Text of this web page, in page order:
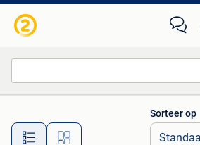
Alle afstanden…
Sorteer op